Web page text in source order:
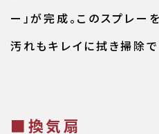
ー」が完成。このスプレー
汚れもキレイに拭き掃除で
■換気扇